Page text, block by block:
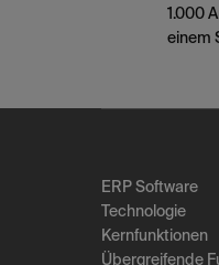
1.000
einem
ERP Software
Technologie
Kernfunktionen
Übergreifende